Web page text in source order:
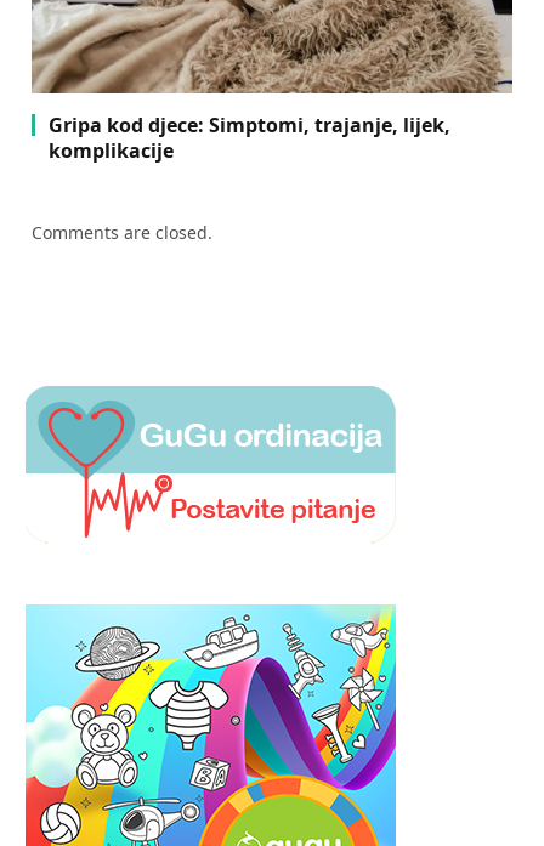
Gripa kod djece: Simptomi, trajanje, lijek,
komplikacije
Comments are closed.